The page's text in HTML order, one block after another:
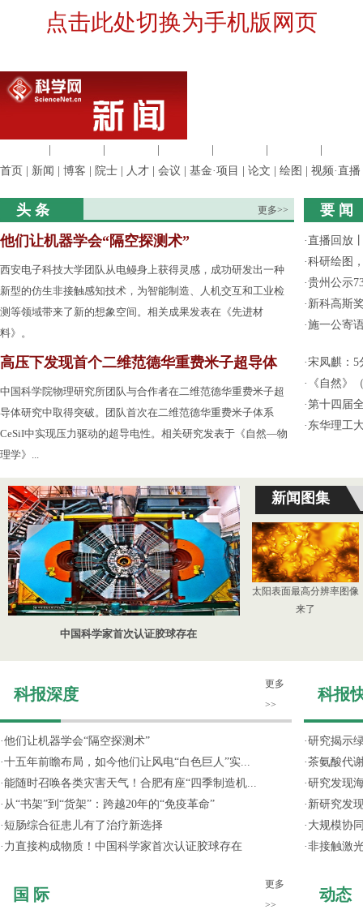
点击此处切换为手机版网页
首页
新闻 博客 院士 人才 会议 基金·项目 论文 绘图 视频·直播
头 条 更多>>
他们让机器学会“隔空探测术”
西安电子科技大学团队从电鳗身上获得灵感，成功研发出一种
新型的仿生非接触感知技术，为智能制造、人机交互和工业检
测等领域带来了新的想象空间。相关成果发表在《先进材
料》。
高压下发现首个二维范德华重费米子超导体
中国科学院物理研究所团队与合作者在二维范德华重费米子超
导体研究中取得突破。团队首次在二维范德华重费米子体系
CeSiI中实现压力驱动的超导电性。相关研究发表于《自然—物
理学》...
要 闻
·直播回放
·科研绘图
·贵州公示
· 新科高斯
·施一公寄
·宋凤麒：5
·
《自然》
·第十四届
· 东华理工
中国科学家首次认证胶球存在
新闻图集
太阳表面最高分辨率图像
来了
科报深度
更多
>>
·他们让机器学会“隔空探测术”
·十五年前瞻布局，如今他们让风电“白色巨人”实...
·能随时召唤各类灾害天气！合肥有座“四季制造机...
· 从“书架”到“货架”：跨越20年的“免疫革命”
· 短肠综合征患儿有了治疗新选择
· 力直接构成物质！中国科学家首次认证胶球存在
国 际
更多
>>
科报
·研究揭示
·茶氨酸代
·研究发现
· 新研究发
· 大规模协
·非接触激
动态